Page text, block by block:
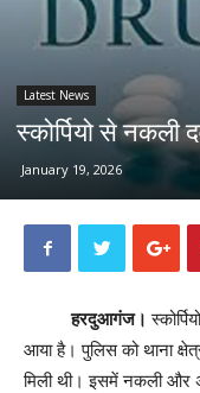
Latest News
स्कोर्पियो से नकली
January 19, 2026
हरदुआगंज।
आया है। पुलिस को थाना
मिली थी। इसमें नकली और